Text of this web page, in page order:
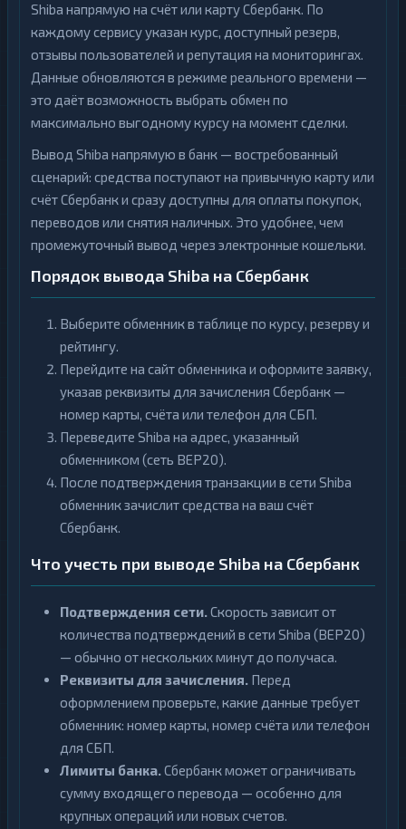
Shiba напрямую на счёт или карту Сбербанк. По
каждому сервису указан курс, доступный резерв,
отзывы пользователей и репутация на мониторингах.
Данные обновляются в режиме реального времени —
это даёт возможность выбрать обмен по
максимально выгодному курсу на момент сделки.
Вывод Shiba напрямую в банк — востребованный
сценарий: средства поступают на привычную карту или
счёт Сбербанк и сразу доступны для оплаты покупок,
переводов или снятия наличных. Это удобнее, чем
промежуточный вывод через электронные кошельки.
Порядок вывода Shiba на Сбербанк
Выберите обменник в таблице по курсу, резерву и
рейтингу.
Перейдите на сайт обменника и оформите заявку,
указав реквизиты для зачисления Сбербанк —
номер карты, счёта или телефон для СБП.
Переведите Shiba на адрес, указанный
обменником (сеть BEP20).
После подтверждения транзакции в сети Shiba
обменник зачислит средства на ваш счёт
Сбербанк.
Что учесть при выводе Shiba на Сбербанк
Подтверждения сети.Скорость зависит от
количества подтверждений в сети Shiba (BEP20)
— обычно от нескольких минут до получаса.
Реквизиты для зачисления. Перед
оформлением проверьте, какие данные требует
обменник: номер карты, номер счёта или телефон
для СБП.
Лимиты банка.Сбербанк может ограничивать
сумму входящего перевода — особенно для
крупных операций или новых счетов.